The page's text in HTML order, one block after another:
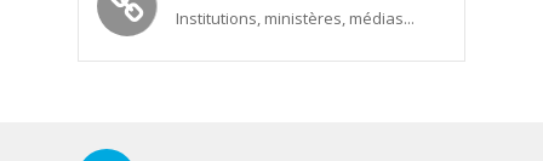
Institutions, ministères, médias...